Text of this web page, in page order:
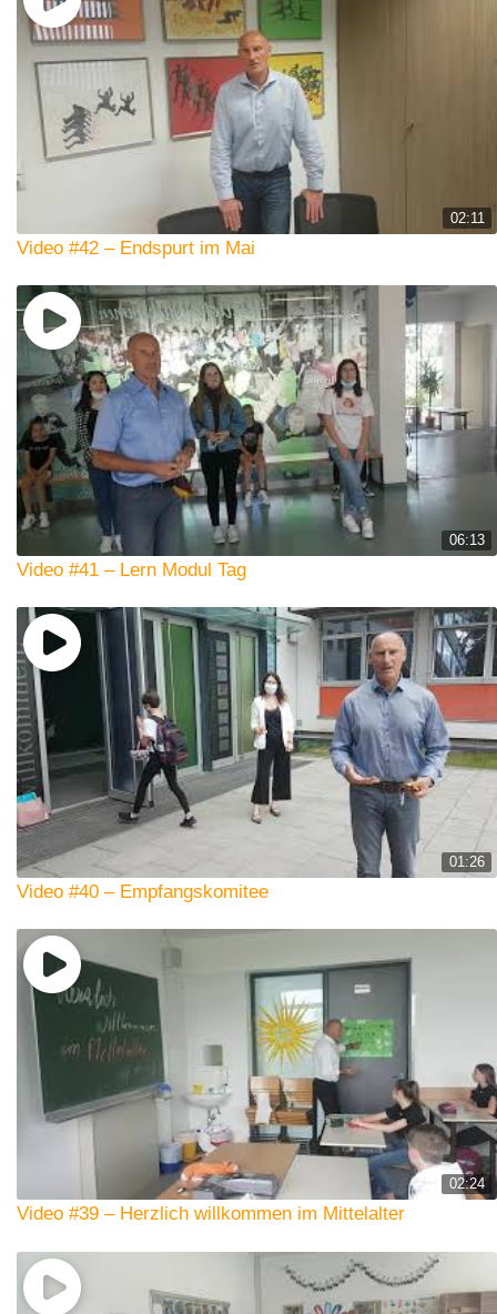
02:11
Video #42 – Endspurt im Mai
06:13
Video #41 – Lern Modul Tag
01:26
Video #40 – Empfangskomitee
02:24
Video #39 – Herzlich willkommen im Mittelalter